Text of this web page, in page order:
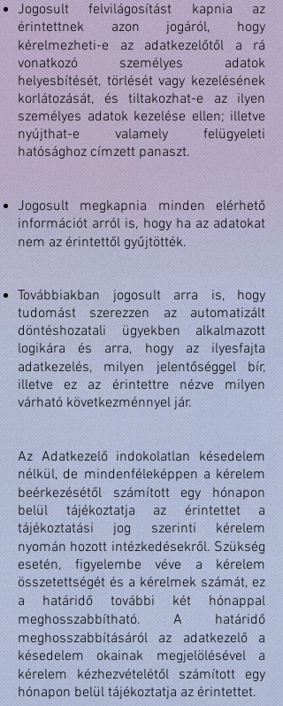
Jogosult felvilágosítást kapnia az
érintettnek azon jogáról, hogy
kérelmezheti-e az adatkezelőtől a rá
vonatkozó személyes adatok
helyesbítését, törlését vagy kezelésének
korlátozását, és tiltakozhat-e az ilyen
személyes adatok kezelése ellen; illetve
nyújthat-e valamely felügyeleti
hatósághoz címzett panaszt.
Jogosult megkapnia minden elérhető
információt arról is, hogy ha az adatokat
nem az érintettől gyűjtötték.
Továbbiakban jogosult arra is, hogy
tudomást szerezzen az automatizált
döntéshozatali ügyekben alkalmazott
logikára és arra, hogy az ilyesfajta
adatkezelés, milyen jelentőséggel bír,
illetve ez az érintettre nézve milyen
várható következménnyel jár.
Az Adatkezelő indokolatlan késedelem
nélkül, de mindenféleképpen a kérelem
beérkezésétől számított egy hónapon
belül tájékoztatja az érintettet a
tájékoztatási jog szerinti kérelem
nyomán hozott intézkedésekről. Szükség
esetén, figyelembe véve a kérelem
összetettségét és a kérelmek számát, ez
a határidő további két hónappal
meghosszabbítható. A határidő
meghosszabbításáról az adatkezelő a
késedelem okainak megjelölésével a
kérelem kézhezvételétől számított egy
hónapon belül tájékoztatja az érintettet.